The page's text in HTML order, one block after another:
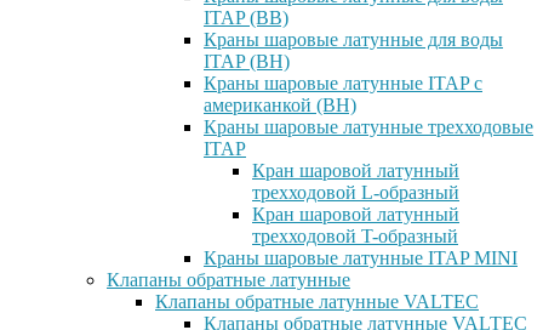
ITAP (ВВ)
Краны шаровые латунные для воды
ITAP (ВН)
Краны шаровые латунные ITAP с
американкой (ВН)
Краны шаровые латунные трехходовые
ITAP
Кран шаровой латунный
трехходовой L-образный
Кран шаровой латунный
трехходовой T-образный
Краны шаровые латунные ITAP MINI
Клапаны обратные латунные
Клапаны обратные латунные VALTEC
Клапаны обратные латунные VALTEC